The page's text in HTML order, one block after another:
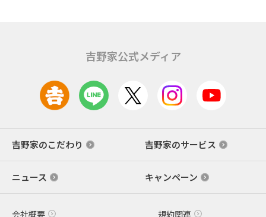
吉野家公式メディア
吉野家のこだわり 吉野家のサービス
ニュース キャンペーン
会社概要 規約関連